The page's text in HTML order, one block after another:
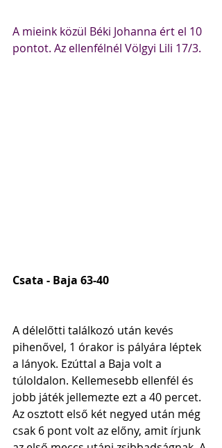
A mieink közül Béki Johanna ért el 10
pontot. Az ellenfélnél Völgyi Lili 17/3.
Csata - Baja 63-40
A délelőtti találkozó után kevés
pihenővel, 1 órakor is pályára léptek
a lányok. Ezúttal a Baja volt a
túloldalon. Kellemesebb ellenfél és
jobb játék jellemezte ezt a 40 percet.
Az osztott első két negyed után még
csak 6 pont volt az előny, amit írjunk